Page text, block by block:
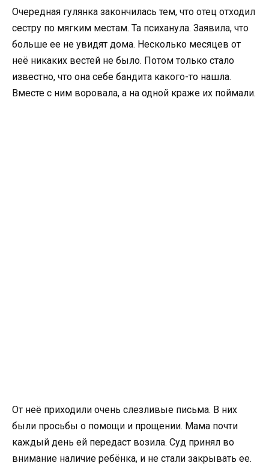
Очередная гулянка закончилась тем, что отец отходил
сестру по мягким местам. Та психанула. Заявила, что
больше ее не увидят дома. Несколько месяцев от
неё никаких вестей не было. Потом только стало
известно, что она себе бандита какого-то нашла.
Вместе с ним воровала, а на одной краже их поймали.
От неё приходили очень слезливые письма. В них
были просьбы о помощи и прощении. Мама почти
каждый день ей передаст возила. Суд принял во
внимание наличие ребёнка, и не стали закрывать ее.